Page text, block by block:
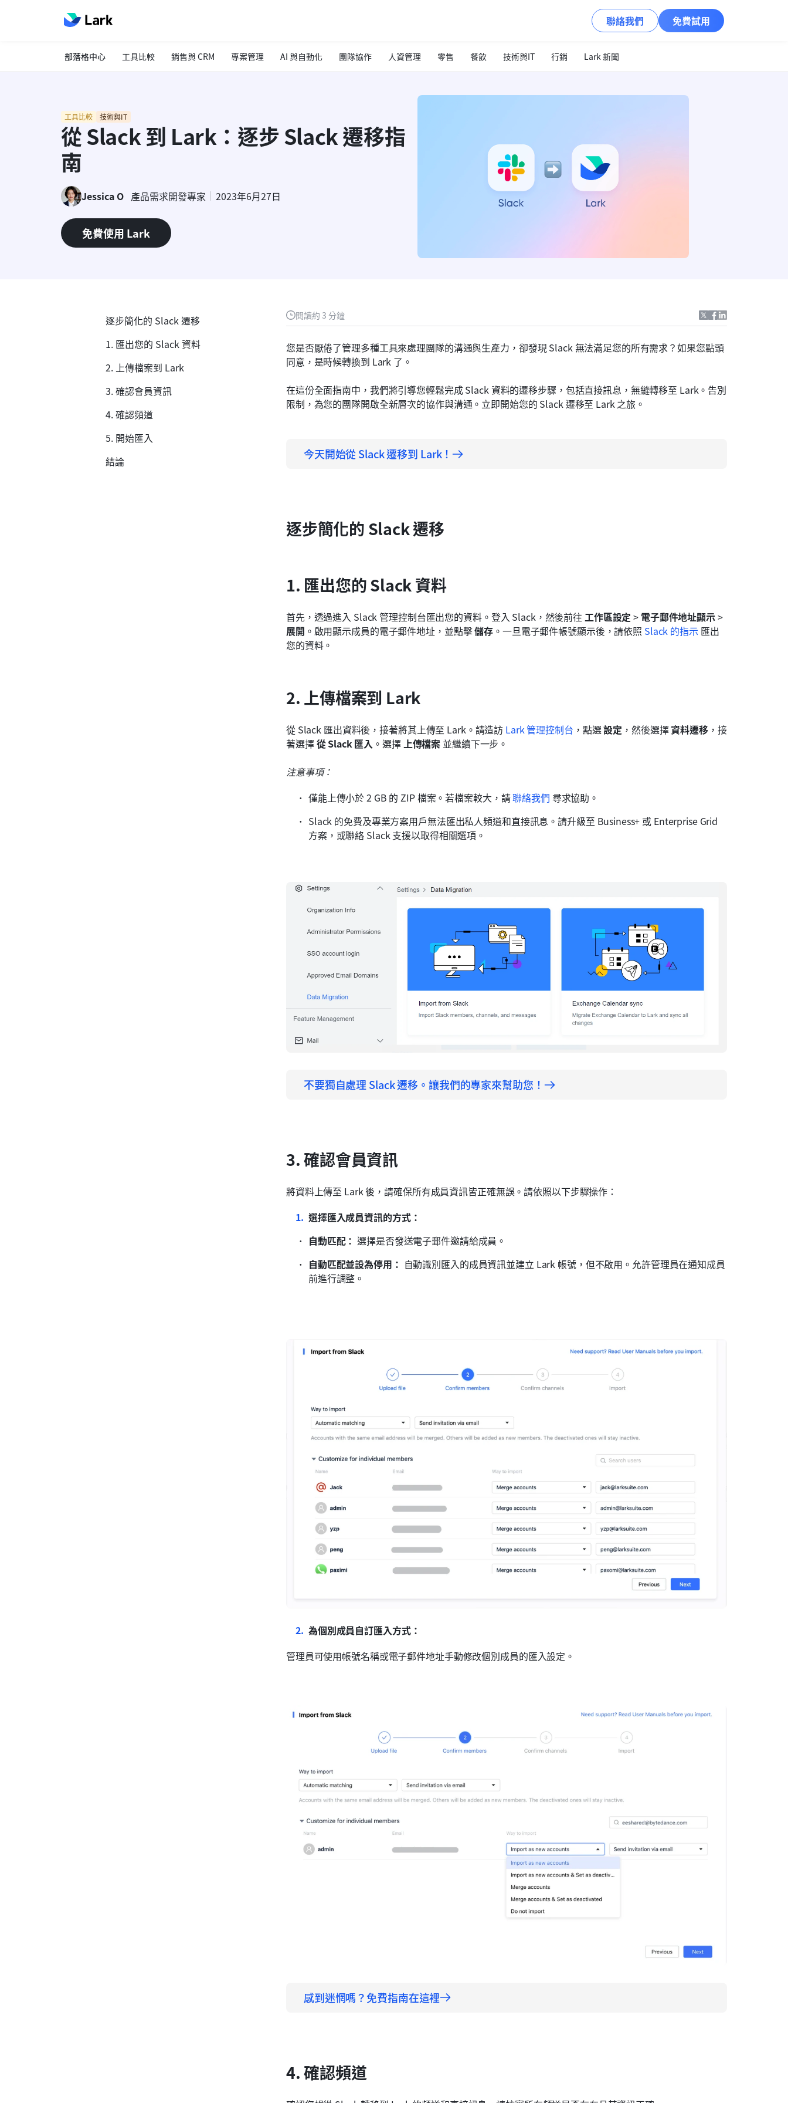
聯絡我們 免費試用
部落格中心 工具比較 銷售與 CRM 專案管理 AI 與自動化 團隊協作 人資管理 零售 餐飲 技術與IT 行銷 Lark 新聞
工具比較 技術與IT
從 Slack 到 Lark：逐步 Slack 遷移指
南
Jessica O 產品需求開發專家 2023年6月27日
免費使用 Lark
閱讀約 3 分鐘
您是否厭倦了管理多種工具來處理團隊的溝通與生產力，卻發現 Slack 無法滿足您的所有需求？如果您點頭
同意，是時候轉換到 Lark 了。
在這份全面指南中，我們將引導您輕鬆完成 Slack 資料的遷移步驟，包括直接訊息，無縫轉移至 Lark。告別
限制，為您的團隊開啟全新層次的協作與溝通。立即開始您的 Slack 遷移至 Lark 之旅。
今天開始從 Slack 遷移到 Lark！
逐步簡化的 Slack 遷移
1. 匯出您的 Slack 資料
首先，透過進入 Slack 管理控制台匯出您的資料。登入 Slack，然後前往 工作區設定 > 電子郵件地址顯示 >
展開 。啟用顯示成員的電子郵件地址，並點擊 儲存 。一旦電子郵件帳號顯示後，請依照 Slack 的指示 匯出
您的資料。
2. 上傳檔案到 Lark
從 Slack 匯出資料後，接著將其上傳至 Lark。請造訪 Lark 管理控制台 ，點選 設定 ，然後選擇 資料遷移，接
著選擇 從 Slack 匯入 。選擇 上傳檔案 並繼續下一步。
注意事項：
僅能上傳小於 2 GB 的 ZIP 檔案。若檔案較大，請 聯絡我們 尋求協助。
Slack 的免費及專業方案用戶無法匯出私人頻道和直接訊息。請升級至 Business+ 或 Enterprise Grid
方案，或聯絡 Slack 支援以取得相關選項。
不要獨自處理 Slack 遷移。讓我們的專家來幫助您！
3. 確認會員資訊
將資料上傳至 Lark 後，請確保所有成員資訊皆正確無誤。請依照以下步驟操作：
選擇匯入成員資訊的方式：
自動匹配： 選擇是否發送電子郵件邀請給成員。
自動匹配並設為停用： 自動識別匯入的成員資訊並建立 Lark 帳號，但不啟用。允許管理員在通知成員
前進行調整。
為個別成員自訂匯入方式：
管理員可使用帳號名稱或電子郵件地址手動修改個別成員的匯入設定。
感到迷惘嗎？免費指南在這裡
4. 確認頻道
逐步簡化的 Slack 遷移
1. 匯出您的 Slack 資料
2. 上傳檔案到 Lark
3. 確認會員資訊
4. 確認頻道
5. 開始匯入
結論